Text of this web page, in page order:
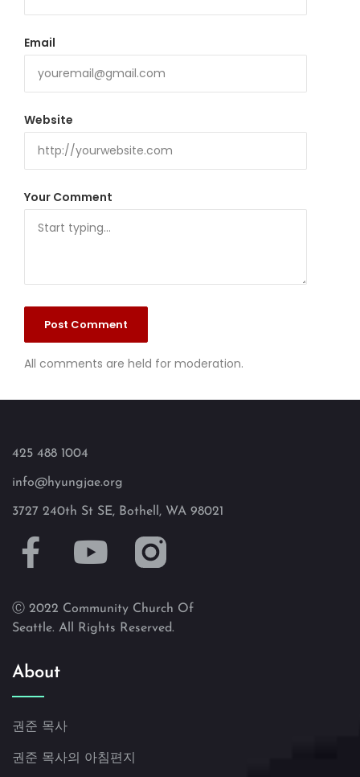
Your Comment
All comments are held for moderation.
Email
Website
425 488 1004
info@hyungjae.org
3727 240th St SE, Bothell, WA 98021
Ⓒ 2022 Community Church Of
Seattle. All Rights Reserved.
About
권준 목사
권준 목사의 아침편지